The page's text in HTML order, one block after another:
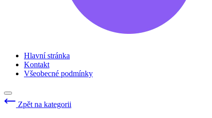
Hlavní stránka
Kontakt
Všeobecné podmínky
Zpět na kategorii